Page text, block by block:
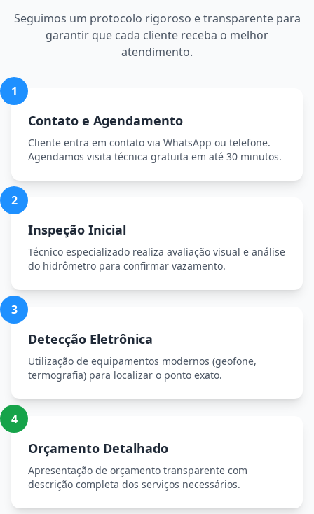
Seguimos um protocolo rigoroso e transparente para
garantir que cada cliente receba o melhor
atendimento.
1
Contato e Agendamento
Cliente entra em contato via WhatsApp ou telefone.
Agendamos visita técnica gratuita em até 30 minutos.
2
Inspeção Inicial
Técnico especializado realiza avaliação visual e análise
do hidrômetro para confirmar vazamento.
3
Detecção Eletrônica
Utilização de equipamentos modernos (geofone,
termografia) para localizar o ponto exato.
4
Orçamento Detalhado
Apresentação de orçamento transparente com
descrição completa dos serviços necessários.